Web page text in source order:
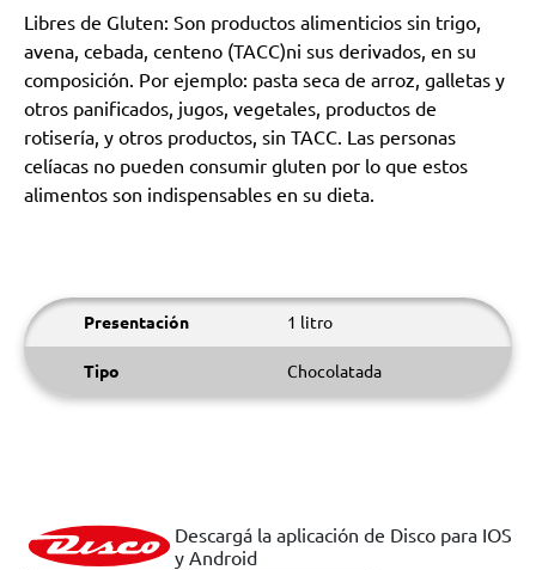
Libres de Gluten: Son productos alimenticios sin trigo,
avena, cebada, centeno (TACC)ni sus derivados, en su
composición. Por ejemplo: pasta seca de arroz, galletas y
otros panificados, jugos, vegetales, productos de
rotisería, y otros productos, sin TACC. Las personas
celíacas no pueden consumir gluten por lo que estos
alimentos son indispensables en su dieta.
Presentación 1 litro
Tipo Chocolatada
Descargá la aplicación de Disco para IOS
y Android